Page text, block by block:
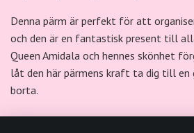
Denna pärm är perfekt för att
och den är en fantastisk present till
Queen Amidala och hennes skönhet
låt den här pärmens kraft ta dig till
borta.